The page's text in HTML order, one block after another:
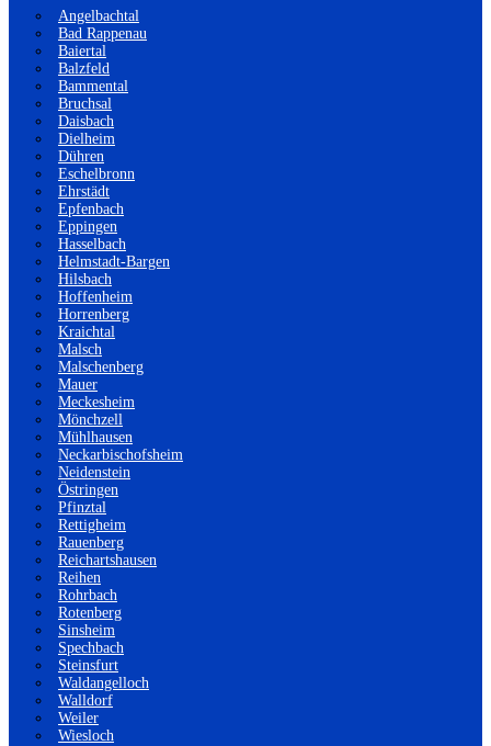
Angelbachtal
Bad Rappenau
Baiertal
Balzfeld
Bammental
Bruchsal
Daisbach
Dielheim
Dühren
Eschelbronn
Ehrstädt
Epfenbach
Eppingen
Hasselbach
Helmstadt-Bargen
Hilsbach
Hoffenheim
Horrenberg
Kraichtal
Malsch
Malschenberg
Mauer
Meckesheim
Mönchzell
Mühlhausen
Neckarbischofsheim
Neidenstein
Östringen
Pfinztal
Rettigheim
Rauenberg
Reichartshausen
Reihen
Rohrbach
Rotenberg
Sinsheim
Spechbach
Steinsfurt
Waldangelloch
Walldorf
Weiler
Wiesloch